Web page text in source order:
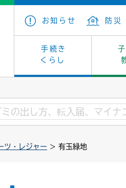
お知らせ 防災
手続き
くらし
保険・年金
墓地・斎場
法人税
教育
学級閉鎖
福祉
文化財
ット
カーボンニュ
福祉・介護
雇用・就労
庁舎案内
統計
市有財産
ツ・レジャー > 有玉緑地